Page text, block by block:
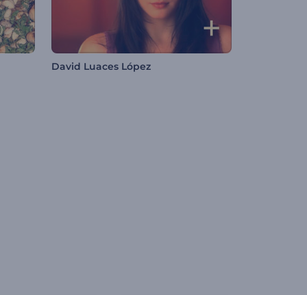
David Luaces López